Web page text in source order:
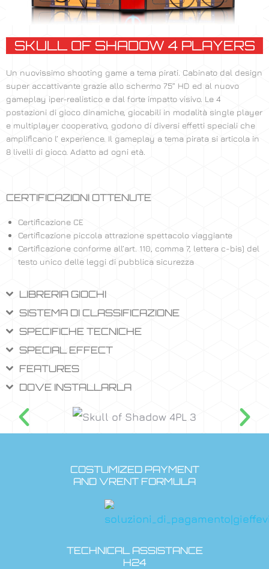
SKULL OF SHADOW 4 PLAYERS
Un nuovissimo shooting game a tema pirati. Cabinato dal design
super accattivante grazie allo schermo 75” HD ed al nuovo
gameplay iper-realistico e dal forte impatto visivo. Le 4
postazioni di gioco dinamiche, giocabili in modalità single player
e multiplayer cooperativo, godono di diversi effetti speciali che
amplificano l’ experience. Il gameplay a tema pirata si articola in
8 livelli di gioco. Adatto ad ogni età.
CERTIFICAZIONI OTTENUTE
Certificazione CE
Certificazione piccola attrazione spettacolo viaggiante
Certificazione conforme all’art. 110, comma 7, lettera c-bis) del
testo unico delle leggi di pubblica sicurezza
LIBRERIA GIOCHI
SISTEMA DI CLASSIFICAZIONE
SPECIFICHE TECNICHE
SPECIAL EFFECT
FEATURES
DOVE INSTALLARLA
COSTUMIZED PAYMENT
AND VRENT FORMULA
TECHNICAL ASSISTANCE
H24